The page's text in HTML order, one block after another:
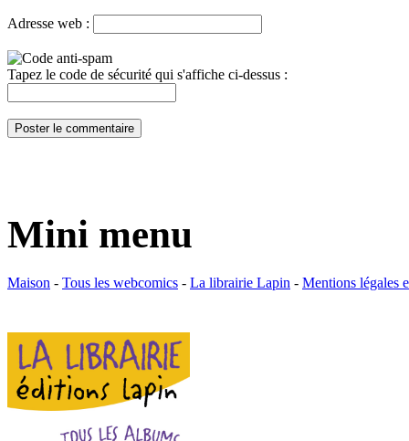
Adresse web :
Tapez le code de sécurité qui s'affiche ci-dessus :
Mini menu
Maison - Tous les webcomics - La librairie Lapin - Mentions légales